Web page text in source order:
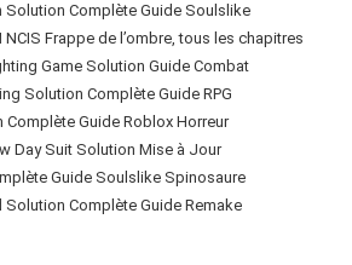
Solution Complète Guide Soulslike
Frappe de l’ombre, tous les chapitres
Game Solution Guide Combat
Solution Complète Guide RPG
Complète Guide Roblox Horreur
Day Suit Solution Mise à Jour
Guide Soulslike Spinosaure
Solution Complète Guide Remake